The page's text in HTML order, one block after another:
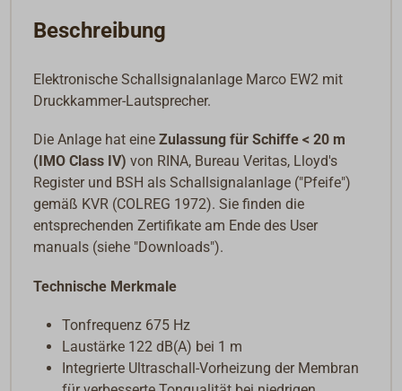
Beschreibung
Elektronische Schallsignalanlage Marco EW2 mit
Druckkammer-Lautsprecher.
Die Anlage hat eineZulassung für Schiffe < 20 m
(IMO Class IV) von RINA, Bureau Veritas, Lloyd's
Register und BSH als Schallsignalanlage ("Pfeife")
gemäß KVR (COLREG 1972). Sie finden die
entsprechenden Zertifikate am Ende des User
manuals (siehe "Downloads").
Technische Merkmale
Tonfrequenz 675 Hz
Laustärke 122 dB(A) bei 1 m
Integrierte Ultraschall-Vorheizung der Membran